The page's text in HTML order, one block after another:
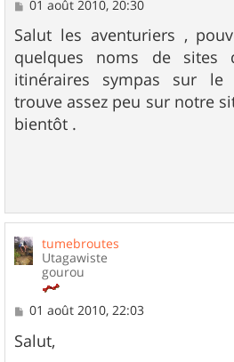
M
s
s
a
g
e
01 août 2010, 20:30
Salut les aventuriers ,
quelques noms de sites
itinéraires sympas sur le
trouve assez peu sur notre
bientôt .
tumebroutes
Utagawiste
gourou
M
s
s
01 août 2010, 22:03
Salut,